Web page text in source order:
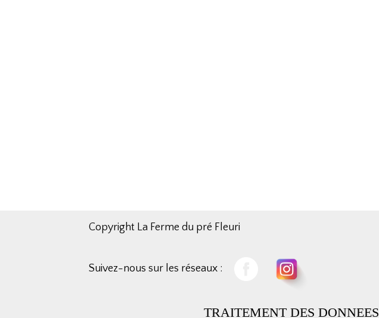
Copyright La Ferme du pré Fleuri
Suivez-nous sur les réseaux :
TRAITEMENT DES DONNEES